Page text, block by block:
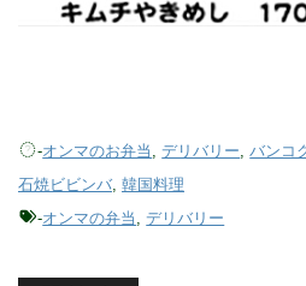
-オンマのお弁当 ,デリバリー ,バンコ
石焼ビビンバ 韓国料理
-オンマの弁当 ,デリバリー